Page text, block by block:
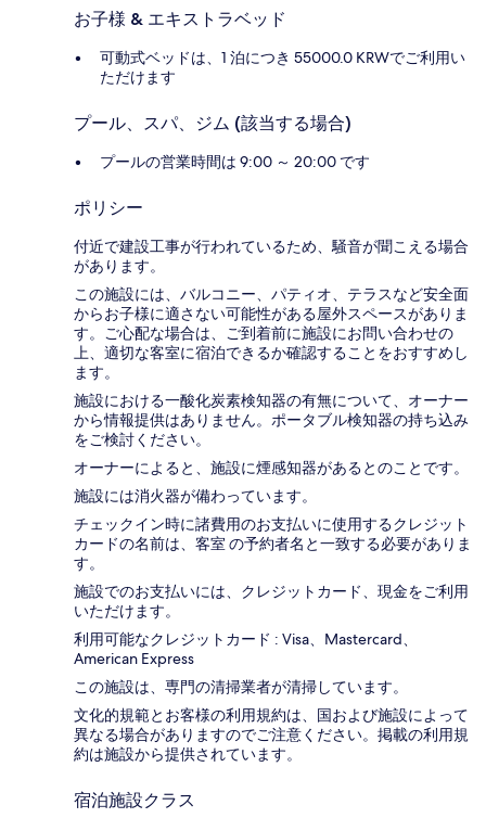
お子様 & エキストラベッド
可動式ベッドは、1 泊につき 55000.0 KRWでご利用い
ただけます
プール、スパ、ジム (該当する場合)
プールの営業時間は 9:00 ～ 20:00 です
ポリシー
付近で建設工事が行われているため、騒音が聞こえる場合
があります。
この施設には、バルコニー、パティオ、テラスなど安全面
からお子様に適さない可能性がある屋外スペースがありま
す。ご心配な場合は、ご到着前に施設にお問い合わせの
上、適切な客室に宿泊できるか確認することをおすすめし
ます。
施設における一酸化炭素検知器の有無について、オーナー
から情報提供はありません。ポータブル検知器の持ち込み
をご検討ください。
オーナーによると、施設に煙感知器があるとのことです。
施設には消火器が備わっています。
チェックイン時に諸費用のお支払いに使用するクレジット
カードの名前は、客室 の予約者名と一致する必要がありま
す。
施設でのお支払いには、クレジットカード、現金をご利用
いただけます。
利用可能なクレジットカード : Visa、Mastercard、
American Express
この施設は、専門の清掃業者が清掃しています。
文化的規範とお客様の利用規約は、国および施設によって
異なる場合がありますのでご注意ください。掲載の利用規
約は施設から提供されています。
宿泊施設クラス